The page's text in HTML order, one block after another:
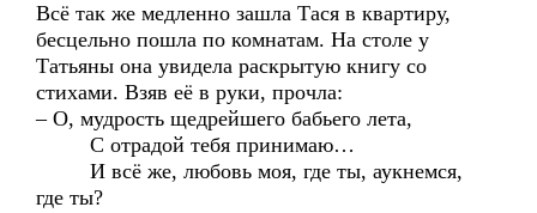
Всё так же медленно зашла Тася в квартиру,
бесцельно пошла по комнатам. На столе у
Татьяны она увидела раскрытую книгу со
стихами. Взяв её в руки, прочла:
– О, мудрость щедрейшего бабьего лета,
С отрадой тебя принимаю…
И всё же, любовь моя, где ты, аукнемся,
где ты?